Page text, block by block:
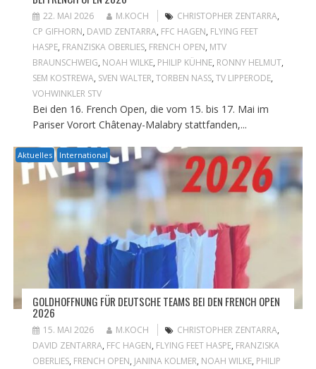
22. MAI 2026 M.KOCH CHRISTOPHER ZENTARRA,
CP GIFHORN, DAVID ZENTARRA, FFC HAGEN, FLYING FEET
HASPE, FRANZISKA OBERLIES, FRENCH OPEN, MTV
BRAUNSCHWEIG, NOAH WILKE, PHILIP KÜHNE, RONNY HELMUT,
SEM KOSTREWA, SVEN WALTER, TORBEN NASS, TV LIPPERODE,
VOHWINKLER STV
Bei den 16. French Open, die vom 15. bis 17. Mai im
Pariser Vorort Châtenay-Malabry stattfanden,...
Aktuelles International
GOLDHOFFNUNG FÜR DEUTSCHE TEAMS BEI DEN FRENCH OPEN
2026
15. MAI 2026 M.KOCH CHRISTOPHER ZENTARRA,
DAVID ZENTARRA, FFC HAGEN, FLYING FEET HASPE, FRANZISKA
OBERLIES, FRENCH OPEN, JANINA KOLMER, NOAH WILKE, PHILIP